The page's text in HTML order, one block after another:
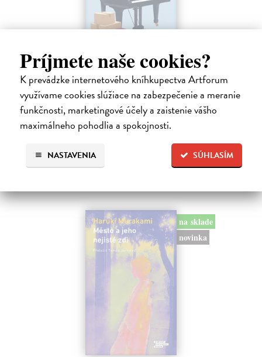
Príjmete naše cookies?
K prevádzke internetového kníhkupectva Artforum
využívame cookies slúžiace na zabezpečenie a meranie
funkčnosti, marketingové účely a zaistenie vášho
maximálneho pohodlia a spokojnosti.
SÚHLASÍM
NASTAVENIA
Rieka času
Mercier Pascal| Kniha
Pascal Mercier bol vždy majstrom filozofického rozprávania. Romány
Nočný vlak do Lisabonu či Váha slov podnietili milióny čitateľov k
zamysleniu sa nad veľkými témami, ako sú identita, sloboda, čas či…
12,30 €
na sklade
novinka